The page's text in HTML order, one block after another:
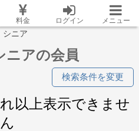
料金 ログイン メニュー
シニア
ニアの会員
検索条件を変更
以上表示できませ
ん